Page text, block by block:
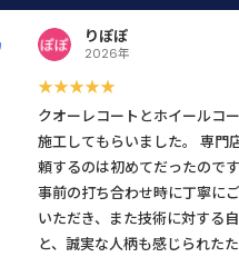
りぽぽ
2026年
★★★★★
クオーレコートとホイールコ
施工してもらいました。 専門店に依
頼するのは初めてだったので
事前の打ち合わせ時に丁寧に
いただき、また技術に対する
と、誠実な人柄も感じられた